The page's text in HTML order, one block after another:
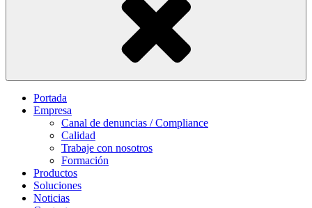
Portada
Empresa
Canal de denuncias / Compliance
Calidad
Trabaje con nosotros
Formación
Productos
Soluciones
Noticias